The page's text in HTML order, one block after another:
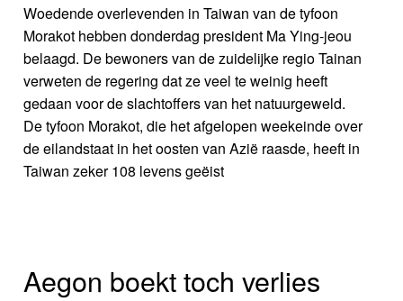
Woedende overlevenden in Taiwan van de tyfoon
Morakot hebben donderdag president Ma Ying-jeou
belaagd. De bewoners van de zuidelijke regio Tainan
verweten de regering dat ze veel te weinig heeft
gedaan voor de slachtoffers van het natuurgeweld.
De tyfoon Morakot, die het afgelopen weekeinde over
de eilandstaat in het oosten van Azië raasde, heeft in
Taiwan zeker 108 levens geëist
Aegon boekt toch verlies